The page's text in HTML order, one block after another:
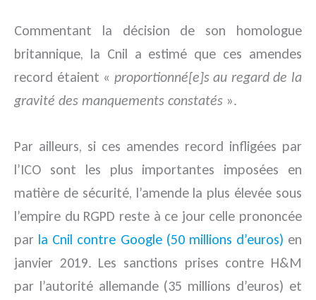
Commentant la décision de son homologue
britannique, la Cnil a estimé que ces amendes
record étaient « proportionné[e]s au regard de la
gravité des manquements constatés ».
Par ailleurs, si ces amendes record infligées par
l’ICO sont les plus importantes imposées en
matière de sécurité, l’amende la plus élevée sous
l’empire du RGPD reste à ce jour celle prononcée
par la Cnil contre Google (50 millions d’euros) en
janvier 2019. Les sanctions prises contre H&M
par l’autorité allemande (35 millions d’euros) et